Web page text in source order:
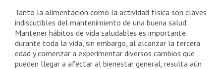
Tanto la alimentación como la actividad física son claves
indiscutibles del mantenimiento de una buena salud.
Mantener hábitos de vida saludables es importante
durante toda la vida, sin embargo, al alcanzar la tercera
edad y comenzar a experimentar diversos cambios que
pueden llegar a afectar al bienestar general, resulta aún